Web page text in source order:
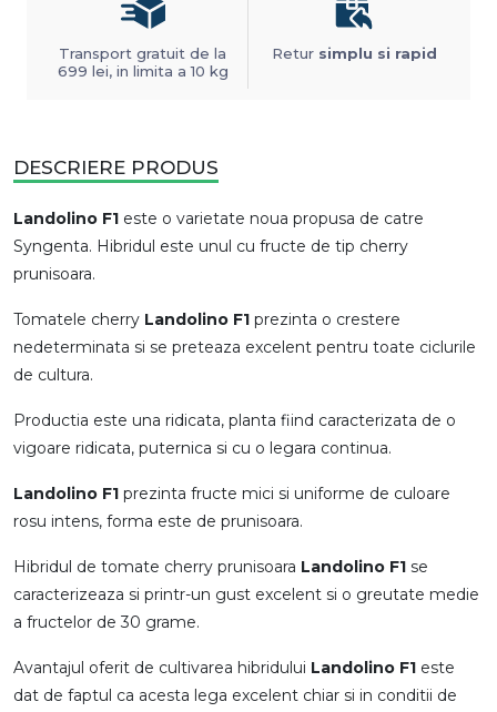
Transport gratuit de la
699 lei, in limita a 10 kg
Retur simplu si rapid
DESCRIERE PRODUS
Landolino F1 este o varietate noua propusa de catre
Syngenta. Hibridul este unul cu fructe de tip cherry
prunisoara.
Tomatele cherry Landolino F1 prezinta o crestere
nedeterminata si se preteaza excelent pentru toate ciclurile
de cultura.
Productia este una ridicata, planta fiind caracterizata de o
vigoare ridicata, puternica si cu o legara continua.
Landolino F1 prezinta fructe mici si uniforme de culoare
rosu intens, forma este de prunisoara.
Hibridul de tomate cherry prunisoara Landolino F1 se
caracterizeaza si printr-un gust excelent si o greutate medie
a fructelor de 30 grame.
Avantajul oferit de cultivarea hibridului Landolino F1 este
dat de faptul ca acesta lega excelent chiar si in conditii de